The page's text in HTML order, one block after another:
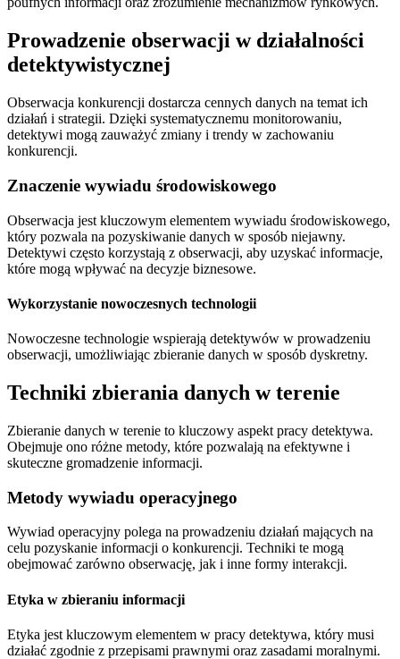
Prowadzenie obserwacji w działalności
detektywistycznej
Obserwacja konkurencji dostarcza cennych danych na temat ich
działań i strategii. Dzięki systematycznemu monitorowaniu,
detektywi mogą zauważyć zmiany i trendy w zachowaniu
konkurencji.
Znaczenie wywiadu środowiskowego
Obserwacja jest kluczowym elementem wywiadu środowiskowego,
który pozwala na pozyskiwanie danych w sposób niejawny.
Detektywi często korzystają z obserwacji, aby uzyskać informacje,
które mogą wpływać na decyzje biznesowe.
Wykorzystanie nowoczesnych technologii
Nowoczesne technologie wspierają detektywów w prowadzeniu
obserwacji, umożliwiając zbieranie danych w sposób dyskretny.
Techniki zbierania danych w terenie
Zbieranie danych w terenie to kluczowy aspekt pracy detektywa.
Obejmuje ono różne metody, które pozwalają na efektywne i
skuteczne gromadzenie informacji.
Metody wywiadu operacyjnego
Wywiad operacyjny polega na prowadzeniu działań mających na
celu pozyskanie informacji o konkurencji. Techniki te mogą
obejmować zarówno obserwację, jak i inne formy interakcji.
Etyka w zbieraniu informacji
Etyka jest kluczowym elementem w pracy detektywa, który musi
działać zgodnie z przepisami prawnymi oraz zasadami moralnymi.